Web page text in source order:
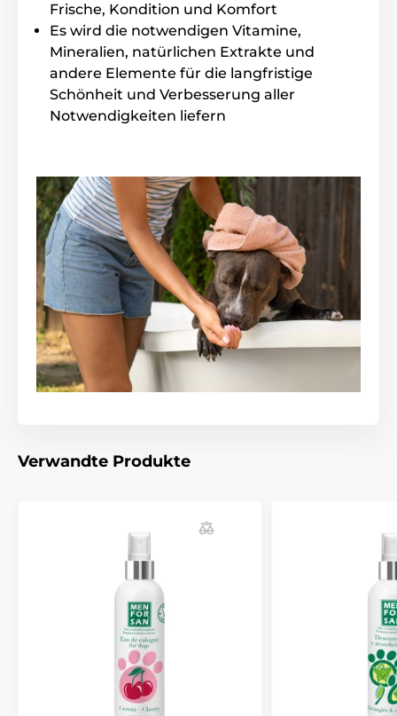
Inhalt der Packung
Animology Reinigungstücher, 80 Stück
Technische Spezifikationen können ohne vorherige
Ankündigung geändert werden. Die Bilder dienen nur
Das Produkt ist in Kategorien eingeteilt
Haustierbedarf Pflege Für Hunde
Haut und Fellpflege Für Katzen
Fellpflege
Frische, Kondition und Komfort
Es wird die notwendigen Vitamine,
Mineralien, natürlichen Extrakte und
andere Elemente für die langfristige
Schönheit und Verbesserung aller
Notwendigkeiten liefern
Verwandte Produkte